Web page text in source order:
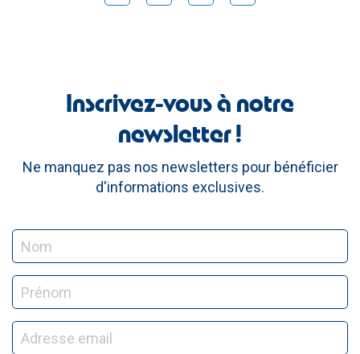
Inscrivez-vous à notre
newsletter !
Ne manquez pas nos newsletters pour bénéficier
d'informations exclusives.